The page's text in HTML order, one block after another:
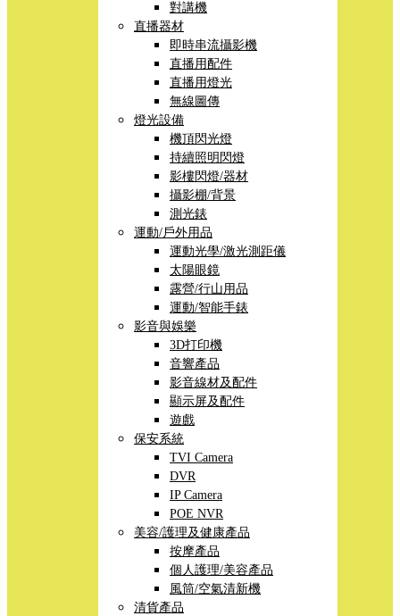
對講機
直播器材
即時串流攝影機
直播用配件
直播用燈光
無線圖傳
燈光設備
機頂閃光燈
持續照明閃燈
影樓閃燈/器材
攝影棚/背景
測光錶
運動/戶外用品
運動光學/激光測距儀
太陽眼鏡
露營/行山用品
運動/智能手錶
影音與娛樂
3D打印機
音響產品
影音線材及配件
顯示屏及配件
遊戲
保安系統
TVI Camera
DVR
IP Camera
POE NVR
美容/護理及健康產品
按摩產品
個人護理/美容產品
風筒/空氣清新機
清貨產品